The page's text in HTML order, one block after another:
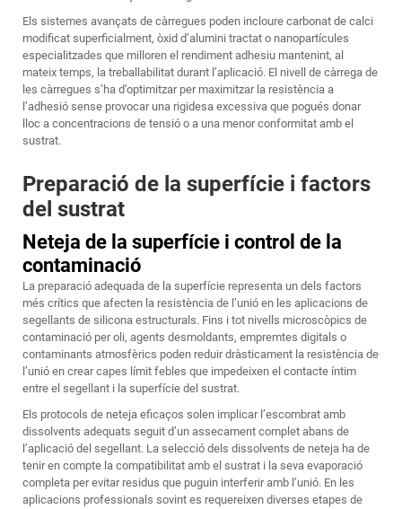
Els sistemes avançats de càrregues poden incloure carbonat de calci
modificat superficialment, òxid d’alumini tractat o nanopartícules
especialitzades que milloren el rendiment adhesiu mantenint, al
mateix temps, la treballabilitat durant l’aplicació. El nivell de càrrega de
les càrregues s’ha d’optimitzar per maximitzar la resistència a
l’adhesió sense provocar una rigidesa excessiva que pogués donar
lloc a concentracions de tensió o a una menor conformitat amb el
sustrat.
Preparació de la superfície i factors
del sustrat
Neteja de la superfície i control de la
contaminació
La preparació adequada de la superfície representa un dels factors
més crítics que afecten la resistència de l’unió en les aplicacions de
segellants de silicona estructurals. Fins i tot nivells microscòpics de
contaminació per oli, agents desmoldants, empremtes digitals o
contaminants atmosfèrics poden reduir dràsticament la resistència de
l’unió en crear capes límit febles que impedeixen el contacte íntim
entre el segellant i la superfície del sustrat.
Els protocols de neteja eficaços solen implicar l’escombrat amb
dissolvents adequats seguit d’un assecament complet abans de
l’aplicació del segellant. La selecció dels dissolvents de neteja ha de
tenir en compte la compatibilitat amb el sustrat i la seva evaporació
completa per evitar residus que puguin interferir amb l’unió. En les
aplicacions professionals sovint es requereixen diverses etapes de